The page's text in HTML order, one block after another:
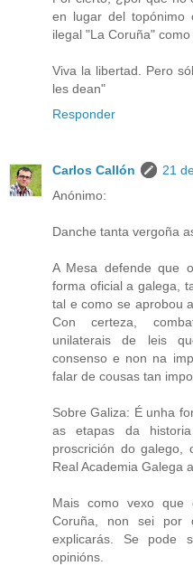
en lugar del topónimo
ilegal "La Coruña"
Viva la libertad. Pero
les dean"
Responder
Carlos Callón
21
Anónimo:
Danche tanta vergoña
A Mesa defende que
forma oficial a galega,
tal e como se aprobou
Con certeza,
unilaterais de leis
consenso e non na
falar de cousas tan
Sobre Galiza: É unha
as etapas da
proscrición do galego,
Real Academia Galega
Mais como vexo que
Coruña, non sei
explicarás. Se pode
opinións.